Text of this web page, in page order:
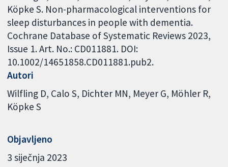
Köpke S. Non-pharmacological interventions for
sleep disturbances in people with dementia.
Cochrane Database of Systematic Reviews 2023,
Issue 1. Art. No.: CD011881. DOI:
10.1002/14651858.CD011881.pub2.
Autori
Wilfling D Calo S Dichter MN Meyer G Möhler R
Köpke S
Objavljeno
3 siječnja 2023